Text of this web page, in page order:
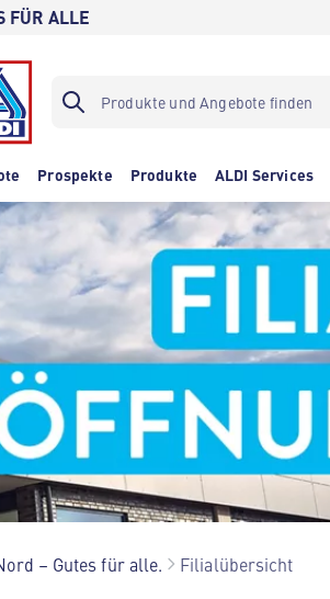
FÜR ALLE
Prospekte Produkte ALDI Services
– Gutes für alle. Filialübersicht